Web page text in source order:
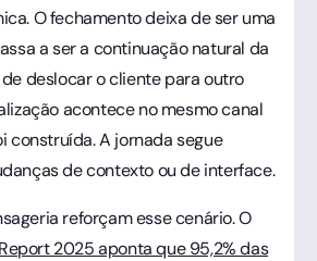
O fechamento deixa de ser uma
a ser a continuação natural da
de deslocar o cliente para outro
acontece no mesmo canal
construída. A jornada segue
de contexto ou de interface.
reforçam esse cenário. O
2025 aponta que 95,2% das